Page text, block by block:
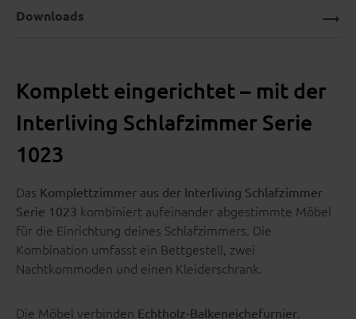
Komplett eingerichtet – mit der
Interliving Schlafzimmer Serie
1023
Das Komplettzimmer aus der Interliving Schlafzimmer
Serie 1023 kombiniert aufeinander abgestimmte Möbel
für die Einrichtung deines Schlafzimmers. Die
Kombination umfasst ein Bettgestell, zwei
Nachtkommoden und einen Kleiderschrank.
Die Möbel verbinden Echtholz-Balkeneichefurnier,
Downloads